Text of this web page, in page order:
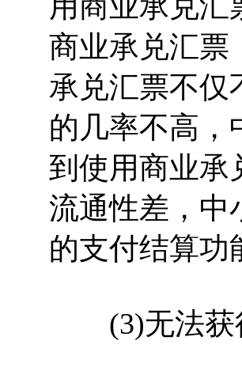
商业承兑汇票
承兑汇票不仅
的几率不高，
到使用商业承
流通性差，中
的支付结算功
(3)无法获